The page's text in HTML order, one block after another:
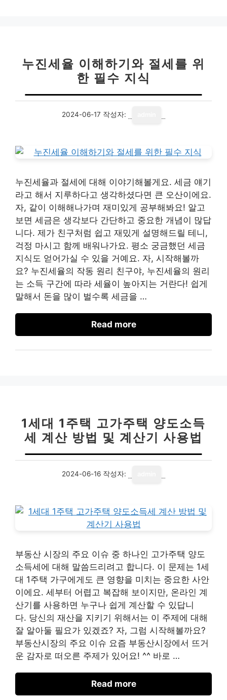
누진세율 이해하기와 절세를 위
한 필수 지식
2024-06-17 작성자:
누진세율과 절세에 대해 이야기해볼게요. 세금 얘기
라고 해서 지루하다고 생각하셨다면 큰 오산이에요.
자, 같이 이해해나가며 재미있게 공부해봐요! 알고
보면 세금은 생각보다 간단하고 중요한 개념이 많답
니다. 제가 친구처럼 쉽고 재밌게 설명해드릴 테니,
걱정 마시고 함께 배워나가요. 평소 궁금했던 세금
지식도 얻어가실 수 있을 거예요. 자, 시작해볼까
요? 누진세율의 작동 원리 친구야, 누진세율의 원리
는 소득 구간에 따라 세율이 높아지는 거란다! 쉽게
말해서 돈을 많이 벌수록 세금을 …
Read more
1세대 1주택 고가주택 양도소득
세 계산 방법 및 계산기 사용법
2024-06-16 작성자:
부동산 시장의 주요 이슈 중 하나인 고가주택 양도
소득세에 대해 말씀드리려고 합니다. 이 문제는 1세
대 1주택 가구에게도 큰 영향을 미치는 중요한 사안
이에요. 세부터 어렵고 복잡해 보이지만, 온라인 계
산기를 사용하면 누구나 쉽게 계산할 수 있답니
다. 당신의 재산을 지키기 위해서는 이 주제에 대해
잘 알아둘 필요가 있겠죠? 자, 그럼 시작해볼까요?
부동산시장의 주요 이슈 요즘 부동산시장에서 뜨거
운 감자로 떠오른 주제가 있어요! ^^ 바로 …
Read more